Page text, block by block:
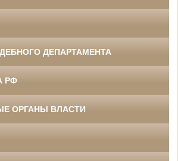
ДЕПАРТАМЕНТА
РФ
ОРГАНЫ ВЛАСТИ